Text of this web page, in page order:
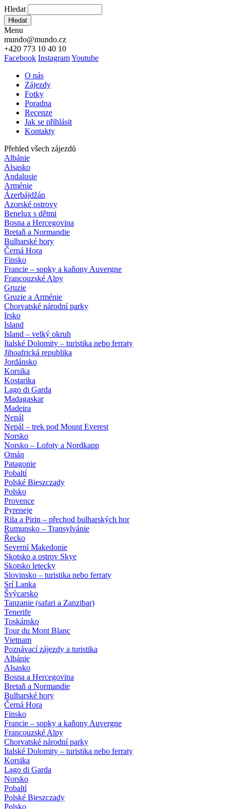
Hledat
Hledat
Menu
mundo@mundo.cz
+420 773 10 40 10
Facebook InstagramYoutube
O nás
Zájezdy
Fotky
Poradna
Recenze
Jak se přihlásit
Kontakty
Přehled všech zájezdů
Albánie
Alsasko
Andalusie
Arménie
Ázerbájdžán
Azorské ostrovy
Benelux s dětmi
Bosna a Hercegovina
Bretaň a Normandie
Bulharské hory
Černá Hora
Finsko
Francie – sopky a kaňony Auvergne
Francouzské Alpy
Gruzie
Gruzie a Arménie
Chorvatské národní parky
Irsko
Island
Island – velký okruh
Italské Dolomity – turistika nebo ferraty
Jihoafrická republika
Jordánsko
Korsika
Kostarika
Lago di Garda
Madagaskar
Madeira
Nepál
Nepál – trek pod Mount Everest
Norsko
Norsko – Lofoty a Nordkapp
Omán
Patagonie
Pobaltí
Polské Bieszczady
Polsko
Provence
Pyreneje
Rila a Pirin – přechod bulharských hor
Rumunsko – Transylvánie
Řecko
Severní Makedonie
Skotsko a ostrov Skye
Skotsko letecky
Slovinsko – turistika nebo ferraty
Srí Lanka
Švýcarsko
Tanzanie (safari a Zanzibar)
Tenerife
Toskánsko
Tour du Mont Blanc
Vietnam
Poznávací zájezdy a turistika
Albánie
Alsasko
Bosna a Hercegovina
Bretaň a Normandie
Bulharské hory
Černá Hora
Finsko
Francie – sopky a kaňony Auvergne
Francouzské Alpy
Chorvatské národní parky
Italské Dolomity – turistika nebo ferraty
Korsika
Lago di Garda
Norsko
Pobaltí
Polské Bieszczady
Polsko